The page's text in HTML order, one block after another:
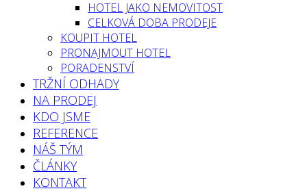
HOTEL JAKO NEMOVITOST
CELKOVÁ DOBA PRODEJE
KOUPIT HOTEL
PRONAJMOUT HOTEL
PORADENSTVÍ
TRŽNÍ ODHADY
NA PRODEJ
KDO JSME
REFERENCE
NÁŠ TÝM
ČLÁNKY
KONTAKT